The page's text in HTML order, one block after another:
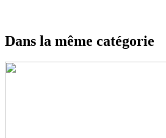
Dans la même catégorie